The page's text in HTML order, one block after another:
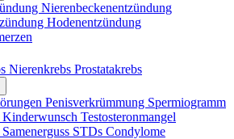
Nierenbeckenentzündung
Hodenentzündung
Nierenkrebs Prostatakrebs
Penisverkrümmung Spermiogramm
Testosteronmangel
STDs Condylome